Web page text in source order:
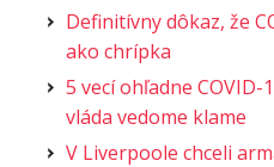
Definitívny dôkaz, že
ako chrípka
5 vecí ohľadne
vláda vedome klame
V Liverpoole chceli